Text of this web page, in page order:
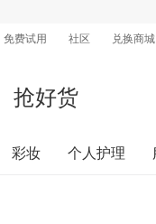
免费试用 社区 兑换商城
抢好货
彩妆 个人护理